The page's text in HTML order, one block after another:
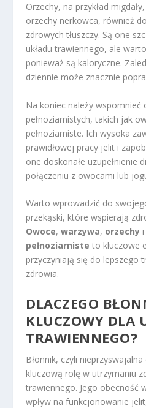
Orzechy, na przykład
orzechy nerkowca, również
zdrowych tłuszczy. Są one
układu trawiennego, ale
ponieważ są kaloryczne.
dziennie może znacznie
Na koniec należy wspomnieć
pełnoziarnistych, takich jak
pełnoziarniste. Ich wysoka
prawidłowej pracy jelit i
one doskonałe uzupełnienie
połączeniu z owocami lub
Warto wprowadzić do
przekąski, które wspierają
Owoce,warzywa, orzechy i
pełnoziarniste to kluczowe
przyczyniają się do lepszego
zdrowia.
DLACZEGO
KLUCZOWY DLA
TRAWIENNEGO?
Błonnik, czyli
kluczową rolę w utrzymaniu
trawiennego. Jego obecność
wpływ na funkcjonowanie